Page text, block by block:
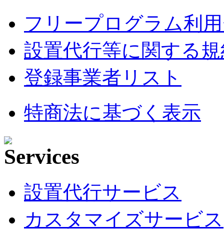
フリープログラム利
設置代行等に関する
登録事業者リスト
特商法に基づく表示
設置代行サービス
カスタマイズサービス